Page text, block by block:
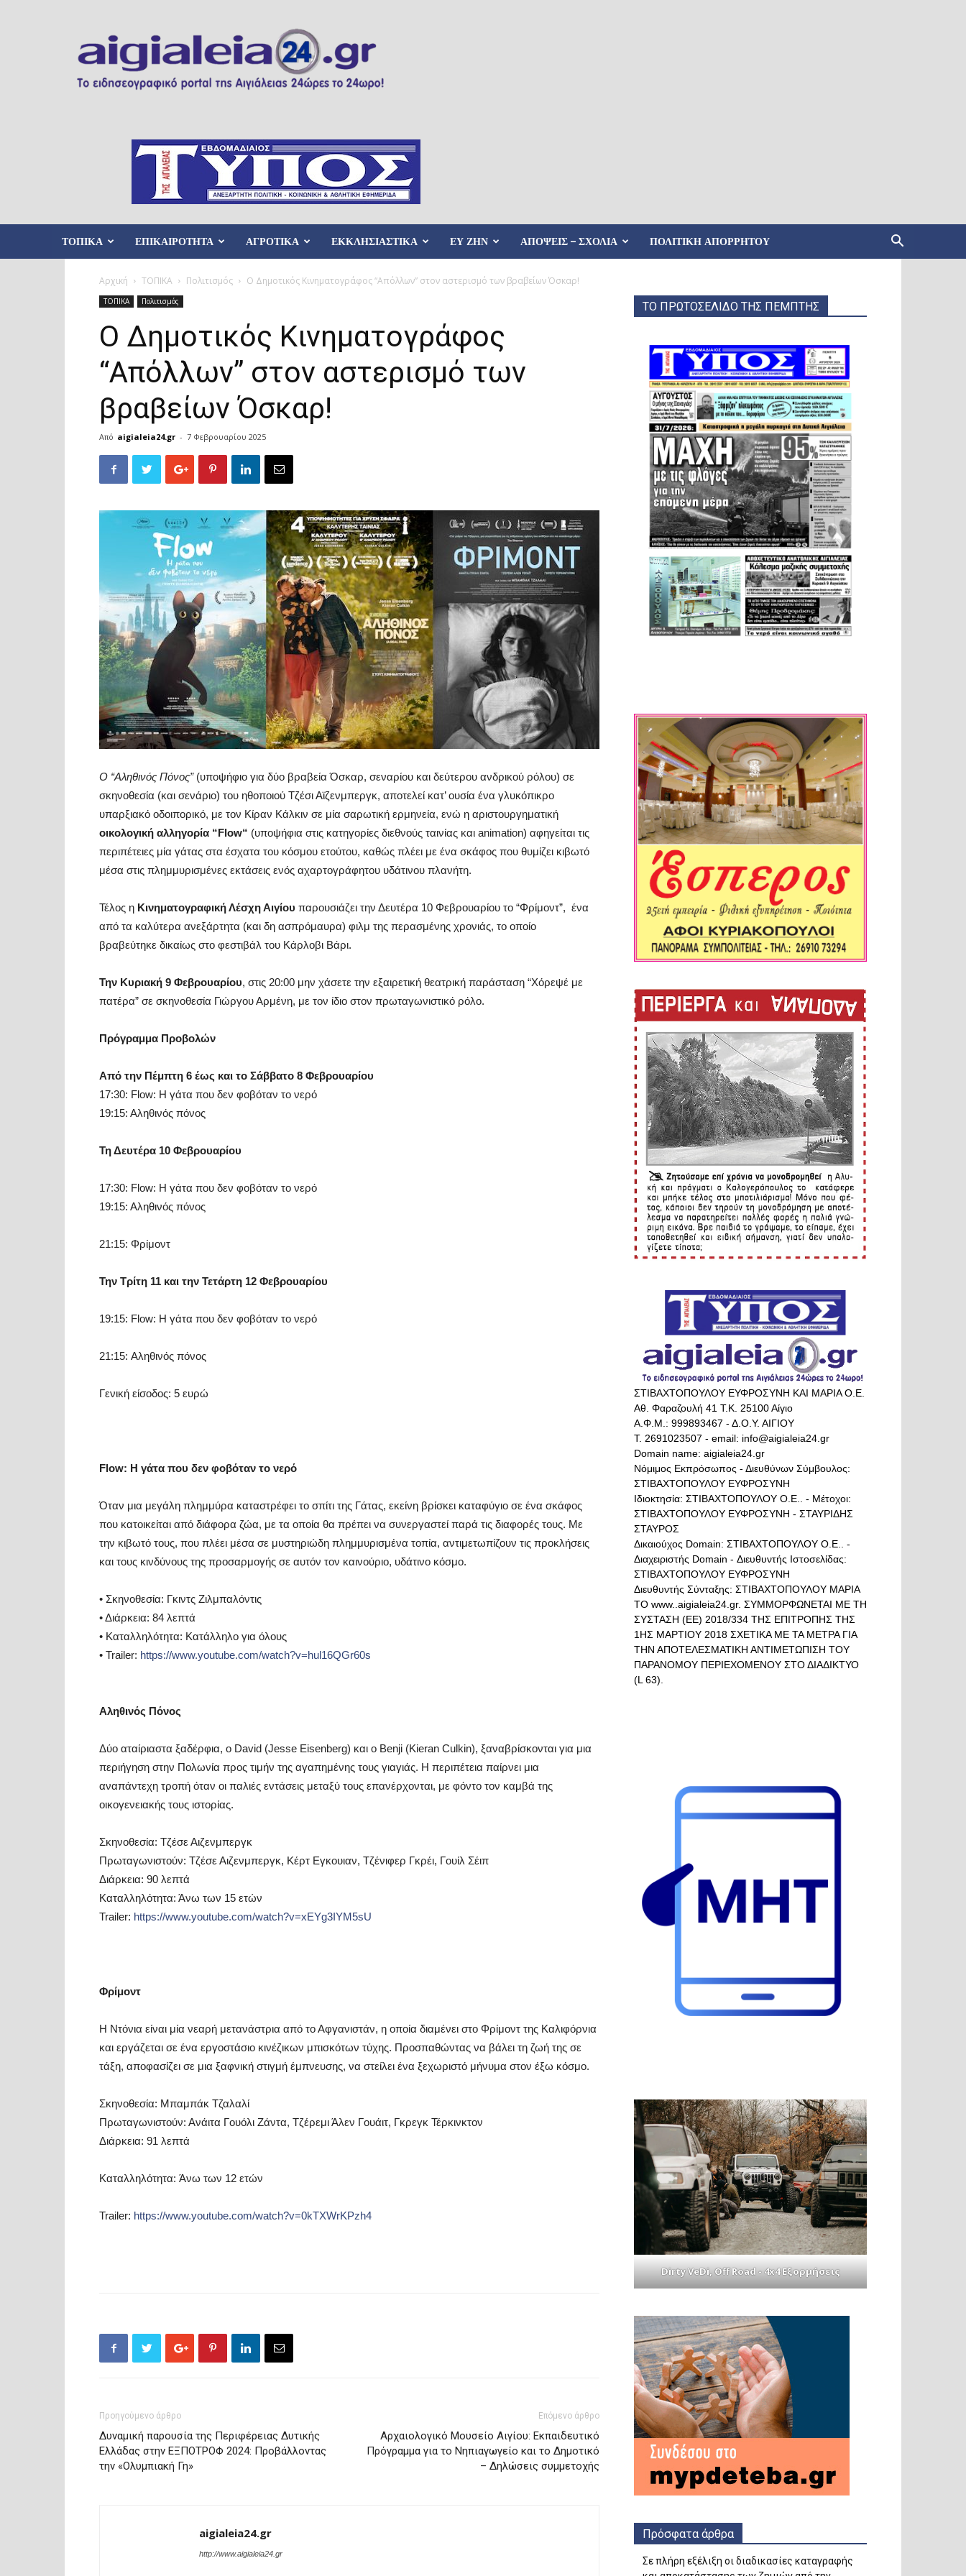
ΤΟΠΙΚΑ ΕΠΙΚΑΙΡΟΤΗΤΑ ΑΓΡΟΤΙΚΑ ΕΚΚΛΗΣΙΑΣΤΙΚΑ ΕΥ ΖΗΝ ΑΠΟΨΕΙΣ – ΣΧΟΛΙΑ ΠΟΛΙΤΙΚΉ ΑΠΟΡΡΉΤΟΥ
Αρχική ΤΟΠΙΚΑ Πολιτισμός O Δημοτικός Κινηματογράφος “Απόλλων” στον αστερισμό των βραβείων Όσκαρ!
ΤΟΠΙΚΑ Πολιτισμός
O Δημοτικός Κινηματογράφος
“Απόλλων” στον αστερισμό των
βραβείων Όσκαρ!
Από aigialeia24.gr - 7 Φεβρουαρίου 2025
Ο “Αληθινός Πόνος”(υποψήφιο για δύο βραβεία Όσκαρ, σεναρίου και δεύτερου ανδρικού ρόλου) σε
σκηνοθεσία (και σενάριο) του ηθοποιού Τζέσι Αϊζενμπεργκ, αποτελεί κατ’ ουσία ένα γλυκόπικρο
υπαρξιακό οδοιπορικό, με τον Κίραν Κάλκιν σε μία σαρωτική ερμηνεία, ενώ η αριστουργηματική
οικολογική αλληγορία “Flow“ (υποψήφια στις κατηγορίες διεθνούς ταινίας και animation) αφηγείται τις
περιπέτειες μία γάτας στα έσχατα του κόσμου ετούτου, καθώς πλέει με ένα σκάφος που θυμίζει κιβωτό
μέσα στις πλημμυρισμένες εκτάσεις ενός αχαρτογράφητου υδάτινου πλανήτη.
Τέλος η Κινηματογραφική Λέσχη Αιγίου παρουσιάζει την Δευτέρα 10 Φεβρουαρίου το “Φρίμοντ”, ένα
από τα καλύτερα ανεξάρτητα (και δη ασπρόμαυρα) φιλμ της περασμένης χρονιάς, το οποίο
βραβεύτηκε δικαίως στο φεστιβάλ του Κάρλοβι Βάρι.
Την Κυριακή 9 Φεβρουαρίου, στις 20:00 μην χάσετε την εξαιρετική θεατρική παράσταση “Χόρεψέ με
πατέρα” σε σκηνοθεσία Γιώργου Αρμένη, με τον ίδιο στον πρωταγωνιστικό ρόλο.
Πρόγραμμα Προβολών
Από την Πέμπτη 6 έως και το Σάββατο 8 Φεβρουαρίου
17:30: Flow: Η γάτα που δεν φοβόταν το νερό
19:15: Αληθινός πόνος
Τη Δευτέρα 10 Φεβρουαρίου
17:30: Flow: Η γάτα που δεν φοβόταν το νερό
19:15: Αληθινός πόνος
21:15: Φρίμοντ
Την Τρίτη 11 και την Τετάρτη 12 Φεβρουαρίου
19:15: Flow: Η γάτα που δεν φοβόταν το νερό
21:15: Αληθινός πόνος
Γενική είσοδος: 5 ευρώ
Flow: Η γάτα που δεν φοβόταν το νερό
Όταν μια μεγάλη πλημμύρα καταστρέφει το σπίτι της Γάτας, εκείνη βρίσκει καταφύγιο σε ένα σκάφος
που κατοικείται από διάφορα ζώα, με τα οποία θα πρέπει να συνεργαστεί παρά τις διαφορές τους. Με
την κιβωτό τους, που πλέει μέσα σε μυστηριώδη πλημμυρισμένα τοπία, αντιμετωπίζουν τις προκλήσεις
και τους κινδύνους της προσαρμογής σε αυτόν τον καινούριο, υδάτινο κόσμο.
• Σκηνοθεσία: Γκιντς Ζιλμπαλόντις
•Διάρκεια: 84 λεπτά
• Καταλληλότητα: Κατάλληλο για όλους
• Trailer: https://www.youtube.com/watch?v=hul16QGr60s
Αληθινός Πόνος
Δύο αταίριαστα ξαδέρφια, ο David (Jesse Eisenberg) και ο Benji (Kieran Culkin), ξαναβρίσκονται για μια
περιήγηση στην Πολωνία προς τιμήν της αγαπημένης τους γιαγιάς. Η περιπέτεια παίρνει μια
αναπάντεχη τροπή όταν οι παλιές εντάσεις μεταξύ τους επανέρχονται, με φόντο τον καμβά της
οικογενειακής τους ιστορίας.
Σκηνοθεσία: Τζέσε Αιζενμπεργκ
Πρωταγωνιστούν: Τζέσε Αιζενμπεργκ, Κέρτ Εγκουιαν, Τζένιφερ Γκρέι, Γουίλ Σέιπ
Διάρκεια: 90 λεπτά
Καταλληλότητα: Άνω των 15 ετών
Trailer: https://www.youtube.com/watch?v=xEYg3IYM5sU
Φρίμοντ
Η Ντόνια είναι μία νεαρή μετανάστρια από το Αφγανιστάν, η οποία διαμένει στο Φρίμοντ της Καλιφόρνια
και εργάζεται σε ένα εργοστάσιο κινέζικων μπισκότων τύχης. Προσπαθώντας να βάλει τη ζωή της σε
τάξη, αποφασίζει σε μια ξαφνική στιγμή έμπνευσης, να στείλει ένα ξεχωριστό μήνυμα στον έξω κόσμο.
Σκηνοθεσία: Μπαμπάκ Τζαλαλί
Πρωταγωνιστούν: Ανάιτα Γουόλι Ζάντα, Τζέρεμι Άλεν Γουάιτ, Γκρεγκ Τέρκινκτον
Διάρκεια: 91 λεπτά
Καταλληλότητα: Άνω των 12 ετών
Trailer: https://www.youtube.com/watch?v=0kTXWrKPzh4
Προηγούμενο άρθρο
Δυναμική παρουσία της Περιφέρειας Δυτικής
Ελλάδας στην ΕΞΠΟΤΡΟΦ 2024: Προβάλλοντας
την «Ολυμπιακή Γη»
Επόμενο άρθρο
Αρχαιολογικό Μουσείο Αιγίου: Εκπαιδευτικό
Πρόγραμμα για το Νηπιαγωγείο και το Δημοτικό
– Δηλώσεις συμμετοχής
aigialeia24.gr
http://www.aigialeia24.gr
ΤΟ ΠΡΩΤΟΣΕΛΙΔΟ ΤΗΣ ΠΕΜΠΤΗΣ
ΣΤΙΒΑΧΤΟΠΟΥΛΟΥ ΕΥΦΡΟΣΥΝΗ ΚΑΙ ΜΑΡΙΑ Ο.Ε.
Αθ. Φαραζουλή 41 Τ.Κ. 25100 Αίγιο
Α.Φ.Μ.: 999893467 - Δ.Ο.Υ. ΑΙΓΙΟΥ
Τ. 2691023507 - email: info@aigialeia24.gr
Domain name: aigialeia24.gr
Νόμιμος Εκπρόσωπος - Διευθύνων Σύμβουλος:
ΣΤΙΒΑΧΤΟΠΟΥΛΟΥ ΕΥΦΡΟΣΥΝΗ
Ιδιοκτησία: ΣΤΙΒΑΧΤΟΠΟΥΛΟΥ Ο.Ε.. - Μέτοχοι:
ΣΤΙΒΑΧΤΟΠΟΥΛΟΥ ΕΥΦΡΟΣΥΝΗ - ΣΤΑΥΡΙΔΗΣ
ΣΤΑΥΡΟΣ
Δικαιούχος Domain: ΣΤΙΒΑΧΤΟΠΟΥΛΟΥ Ο.Ε.. -
Διαχειριστής Domain - Διευθυντής Ιστοσελίδας:
ΣΤΙΒΑΧΤΟΠΟΥΛΟΥ ΕΥΦΡΟΣΥΝΗ
Διευθυντής Σύνταξης: ΣΤΙΒΑΧΤΟΠΟΥΛΟΥ ΜΑΡΙΑ
ΤΟ www..aigialeia24.gr. ΣΥΜΜΟΡΦΩΝΕΤΑΙ ΜΕ ΤΗ
ΣΥΣΤΑΣΗ (ΕΕ) 2018/334 ΤΗΣ ΕΠΙΤΡΟΠΗΣ ΤΗΣ
1ΗΣ ΜΑΡΤΙΟΥ 2018 ΣΧΕΤΙΚΑ ΜΕ ΤΑ ΜΕΤΡΑ ΓΙΑ
ΤΗΝ ΑΠΟΤΕΛΕΣΜΑΤΙΚΗ ΑΝΤΙΜΕΤΩΠΙΣΗ ΤΟΥ
ΠΑΡΑΝΟΜΟΥ ΠΕΡΙΕΧΟΜΕΝΟΥ ΣΤΟ ΔΙΑΔΙΚΤΥΟ
(L 63).
Dirty VeDi, Off Road - 4x4 Εξορμήσεις
Πρόσφατα άρθρα
Σε πλήρη εξέλιξη οι διαδικασίες καταγραφής